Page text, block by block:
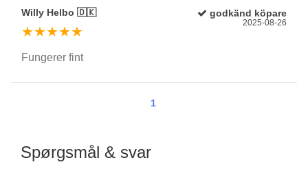
Willy Helbo 🇩🇰 godkänd köpare
★★★★★
2025-08-26
Fungerer fint
1
Spørgsmål & svar